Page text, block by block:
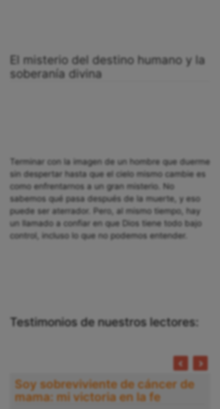
El misterio del destino humano y la
soberanía divina
Terminar con la imagen de un hombre que duerme
sin despertar hasta que el cielo mismo cambie es
como enfrentarnos a un gran misterio. No
sabemos qué pasa después de la muerte, y eso
puede ser aterrador. Pero, al mismo tiempo, hay
un llamado a confiar en que Dios tiene todo bajo
control, incluso lo que no podemos entender.
Testimonios de nuestros lectores:
Soy sobreviviente de cáncer de
mama: mi victoria en la fe